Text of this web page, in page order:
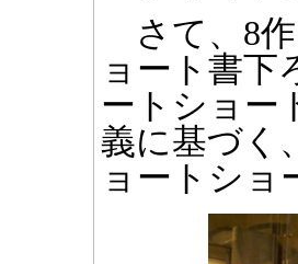
さて、8作
ョート書下
ートショー
義に基づく
ョートショ